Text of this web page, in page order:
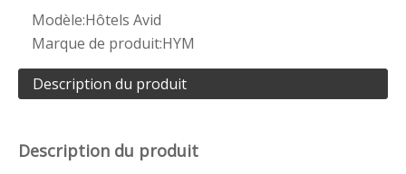
Modèle:Hôtels Avid
Marque de produit:HYM
Description du produit
Description du produit